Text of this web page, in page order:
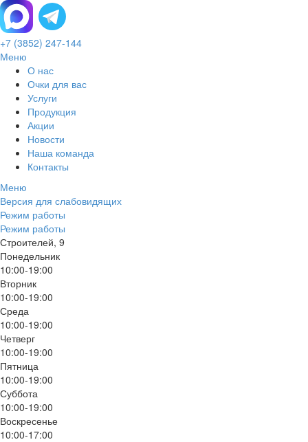
+7 (3852) 247-144
Меню
О нас
Очки для вас
Услуги
Продукция
Акции
Новости
Наша команда
Контакты
Меню
Версия для слабовидящих
Режим работы
Режим работы
Строителей, 9
Понедельник
10:00-19:00
Вторник
10:00-19:00
Среда
10:00-19:00
Четверг
10:00-19:00
Пятница
10:00-19:00
Суббота
10:00-19:00
Воскресенье
10:00-17:00